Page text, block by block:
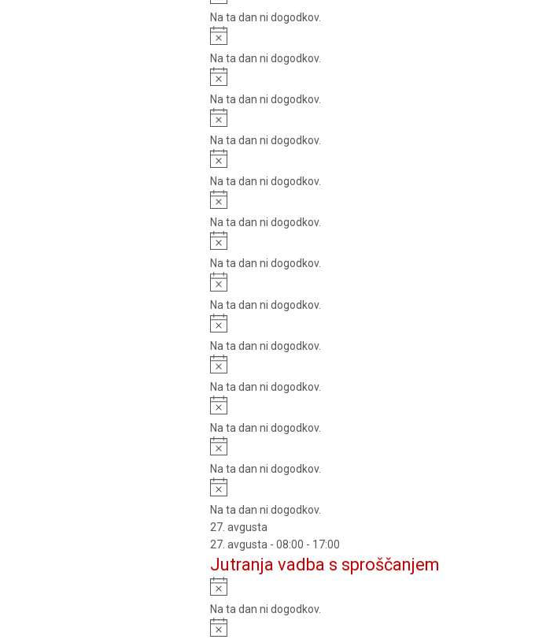
Na ta dan ni dogodkov.
Notice
Na ta dan ni dogodkov.
Notice
Na ta dan ni dogodkov.
Notice
Na ta dan ni dogodkov.
Notice
Na ta dan ni dogodkov.
Notice
Na ta dan ni dogodkov.
Notice
Na ta dan ni dogodkov.
Notice
Na ta dan ni dogodkov.
Notice
Na ta dan ni dogodkov.
Notice
Na ta dan ni dogodkov.
Notice
Na ta dan ni dogodkov.
Notice
Na ta dan ni dogodkov.
Notice
Na ta dan ni dogodkov.
27. avgusta
27. avgusta - 08:00 - 17:00
Jutranja vadba s sproščanjem
Notice
Na ta dan ni dogodkov.
Notice